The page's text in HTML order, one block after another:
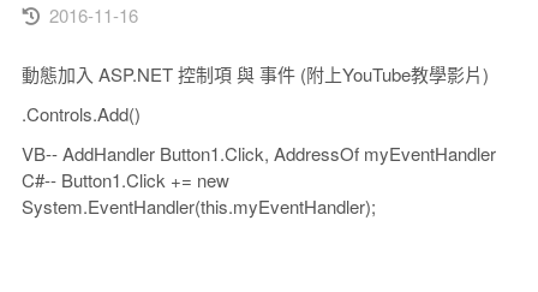
2016-11-16
動態加入 ASP.NET 控制項 與 事件 (附上YouTube教學影片)
.Controls.Add()
VB-- AddHandler Button1.Click, AddressOf myEventHandler
C#-- Button1.Click += new
System.EventHandler(this.myEventHandler);